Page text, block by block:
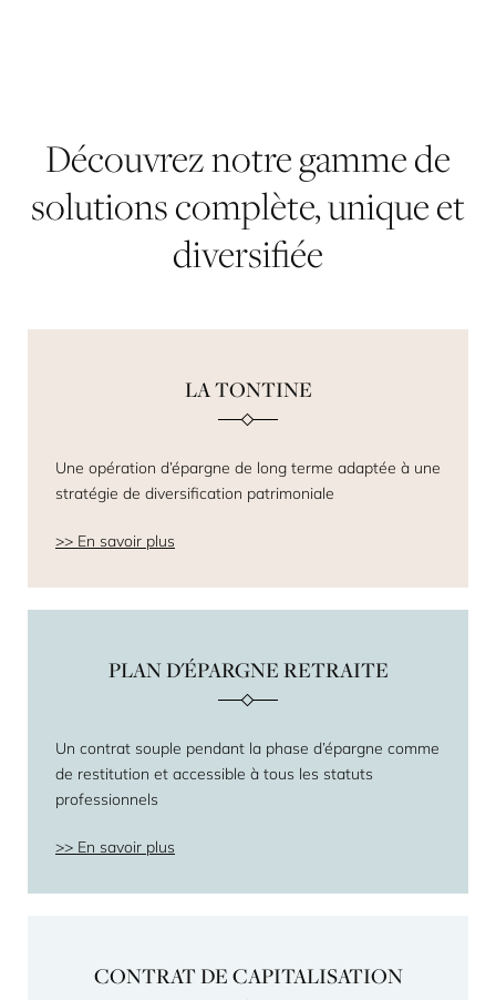
Découvreznotregammede
solutionscomplète,uniqueet
diversifiée
LA TONTINE
Une opération d’épargne de long terme adaptée à une
stratégie de diversification patrimoniale
En savoir plus
PLAN D'ÉPARGNE RETRAITE
Un contrat souple pendant la phase d’épargne comme
de restitution et accessible à tous les statuts
professionnels
En savoir plus
CONTRAT DE CAPITALISATION